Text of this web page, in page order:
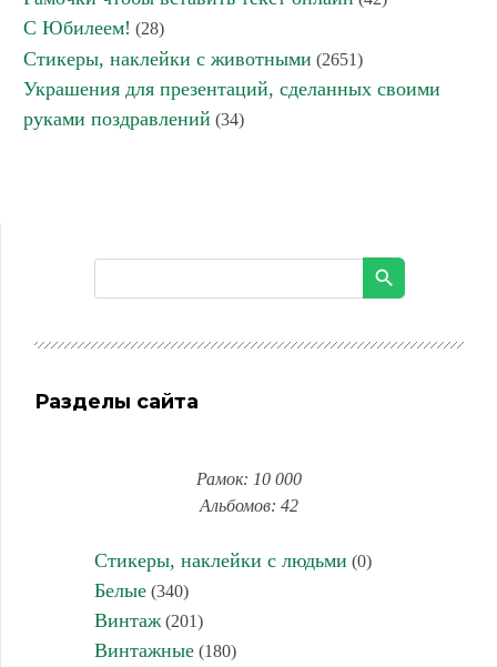
С Юбилеем! (28)
Стикеры, наклейки с животными (2651)
Украшения для презентаций, сделанных своими
руками поздравлений (34)
Разделы сайта
Рамок: 10 000
Альбомов: 42
Стикеры, наклейки с людьми (0)
Белые(340)
Винтаж(201)
Винтажные(180)